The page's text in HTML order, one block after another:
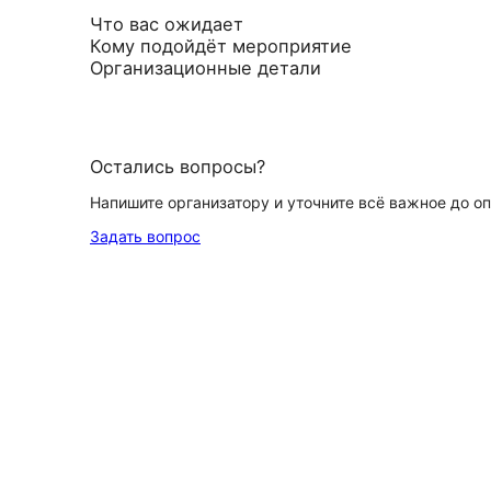
Что вас ожидает
Кому подойдёт мероприятие
Организационные детали
Остались вопросы?
Напишите организатору и уточните всё важное до
Задать вопрос